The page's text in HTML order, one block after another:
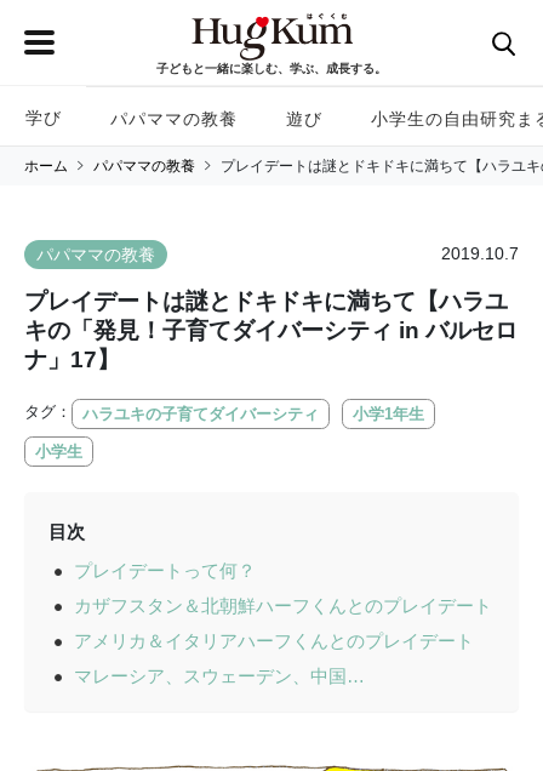
子どもと一緒に楽しむ、学ぶ、成長する。
学び パパママの教養 遊び 小学生の自由研究ま
ホーム パパママの教養 プレイデートは謎とドキドキに満ちて【ハラユ
パパママの教養 2019.10.7
プレイデートは謎とドキドキに満ちて【ハラユ
キの「発見！子育てダイバーシティ in バルセロ
ナ」17】
タグ： ハラユキの子育てダイバーシティ 小学1年生
小学生
目次
プレイデートって何？
カザフスタン＆北朝鮮ハーフくんとのプレイデート
アメリカ＆イタリアハーフくんとのプレイデート
マレーシア、スウェーデン、中国…